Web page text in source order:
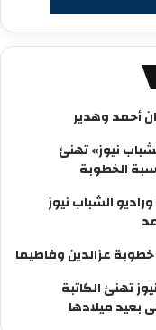
أحمد وهدير
نيوز» تهنئ
الخطوبة
الشباب نيوز
عزالدين وفاطيما
تهنئ الكاتبة
بعيد ميلادها